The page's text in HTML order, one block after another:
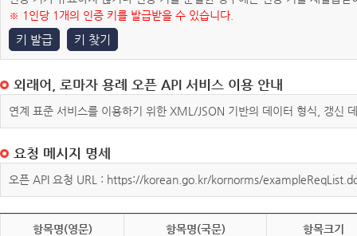
※ 1인당 1개의 인증 키를 발급받을 수 있습니다.
키 발급 키 찾기
외래어, 로마자 용례 오픈 API 서비스 이용 안내
연계 표준 서비스를 이용하기 위한 XML/JSON 기반의 데이터 형식, 갱신
요청 메시지 명세
오픈 API 요청 URL : https://korean.go.kr/kornorms/
항목명(영문) 항목명(국문) 항목크기